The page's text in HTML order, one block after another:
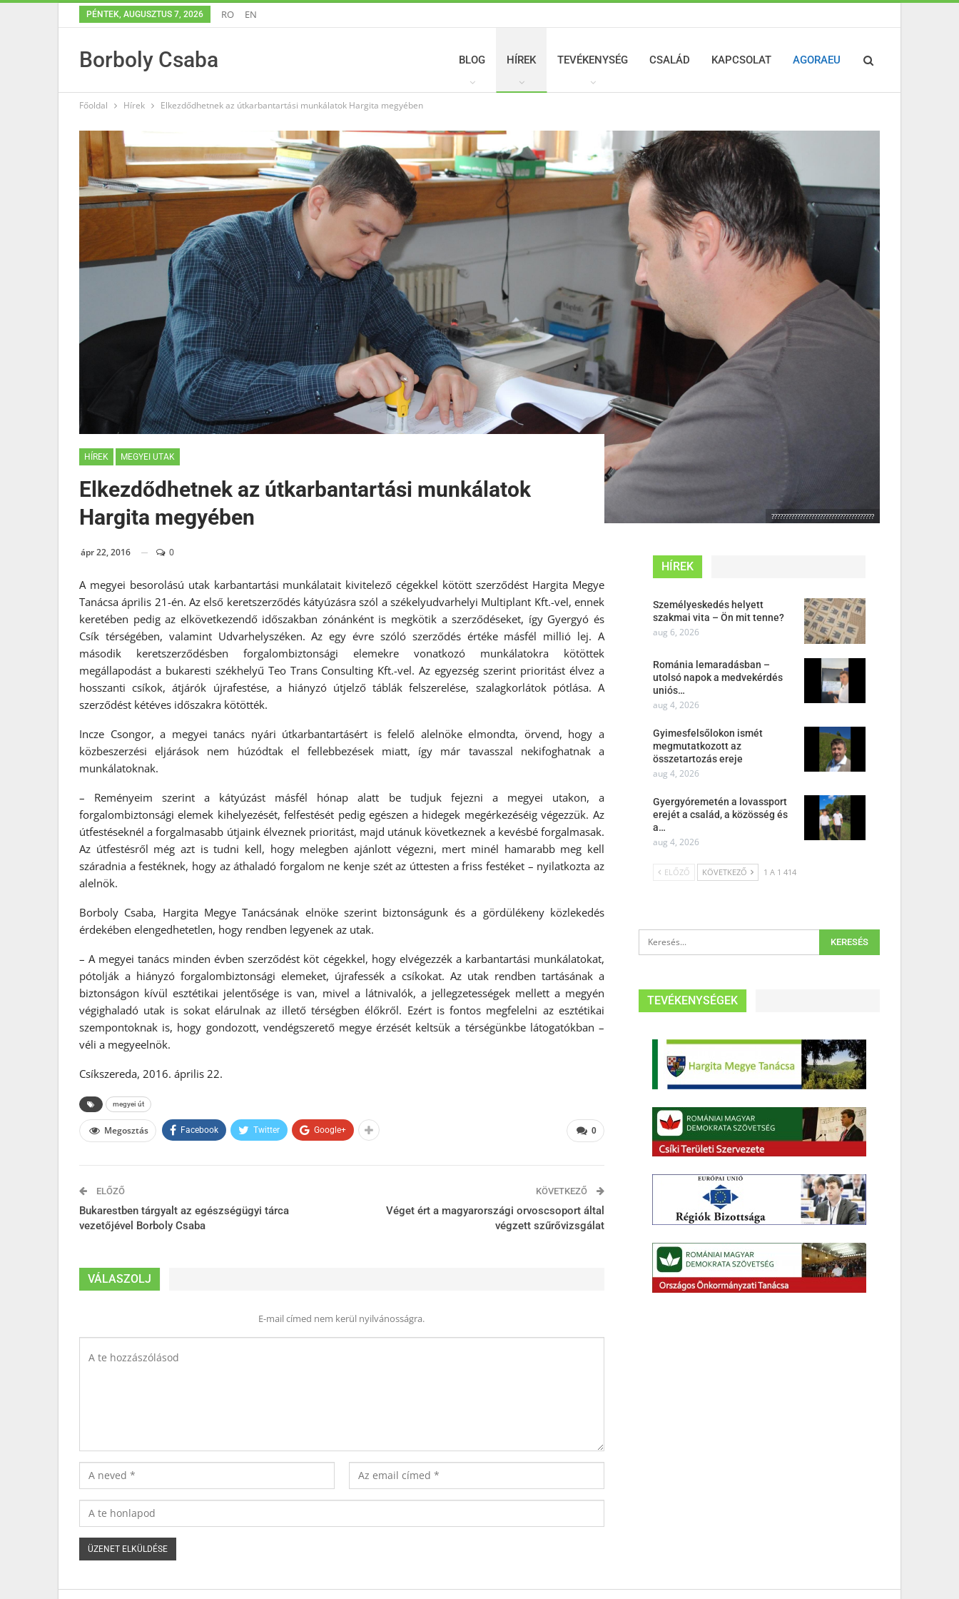
PÉNTEK, AUGUSZTUS 7, 2026 RO EN
Borboly Csaba BLOG HÍREK TEVÉKENYSÉG CSALÁD KAPCSOLAT AGORAEU
Főoldal Hírek Elkezdődhetnek az útkarbantartási munkálatok Hargita megyében
????????????????????????????????????
HÍREK MEGYEI UTAK
Elkezdődhetnek az útkarbantartási munkálatok
Hargita megyében
ápr 22, 2016 0
A megyei besorolású utak karbantartási munkálatait kivitelező cégekkel kötött szerződést Hargita Megye
Tanácsa április 21-én. Az első keretszerződés kátyúzásra szól a székelyudvarhelyi Multiplant Kft.-vel, ennek
keretében pedig az elkövetkezendő időszakban zónánként is megkötik a szerződéseket, így Gyergyó és
Csík térségében, valamint Udvarhelyszéken. Az egy évre szóló szerződés értéke másfél millió lej. A
második keretszerződésben forgalombiztonsági elemekre vonatkozó munkálatokra kötöttek
megállapodást a bukaresti székhelyű Teo Trans Consulting Kft.-vel. Az egyezség szerint prioritást élvez a
hosszanti csíkok, átjárók újrafestése, a hiányzó útjelző táblák felszerelése, szalagkorlátok pótlása. A
szerződést kétéves időszakra kötötték.
Incze Csongor, a megyei tanács nyári útkarbantartásért is felelő alelnöke elmondta, örvend, hogy a
közbeszerzési eljárások nem húzódtak el fellebbezések miatt, így már tavasszal nekifoghatnak a
munkálatoknak.
– Reményeim szerint a kátyúzást másfél hónap alatt be tudjuk fejezni a megyei utakon, a
forgalombiztonsági elemek kihelyezését, felfestését pedig egészen a hidegek megérkezéséig végezzük. Az
útfestéseknél a forgalmasabb útjaink élveznek prioritást, majd utánuk következnek a kevésbé forgalmasak.
Az útfestésről még azt is tudni kell, hogy melegben ajánlott végezni, mert minél hamarabb meg kell
száradnia a festéknek, hogy az áthaladó forgalom ne kenje szét az úttesten a friss festéket – nyilatkozta az
alelnök.
Borboly Csaba, Hargita Megye Tanácsának elnöke szerint biztonságunk és a gördülékeny közlekedés
érdekében elengedhetetlen, hogy rendben legyenek az utak.
– A megyei tanács minden évben szerződést köt cégekkel, hogy elvégezzék a karbantartási munkálatokat,
pótolják a hiányzó forgalombiztonsági elemeket, újrafessék a csíkokat. Az utak rendben tartásának a
biztonságon kívül esztétikai jelentősége is van, mivel a látnivalók, a jellegzetességek mellett a megyén
végighaladó utak is sokat elárulnak az illető térségben élőkről. Ezért is fontos megfelelni az esztétikai
szempontoknak is, hogy gondozott, vendégszerető megye érzését keltsük a térségünkbe látogatókban –
véli a megyeelnök.
Csíkszereda, 2016. április 22.
megyei út
0
Megosztás Facebook Twitter Google+
ELŐZŐ
Bukarestben tárgyalt az egészségügyi tárca
vezetőjével Borboly Csaba
KÖVETKEZŐ
Véget ért a magyarországi orvoscsoport által
végzett szűrővizsgálat
VÁLASZOLJ
E-mail címed nem kerül nyilvánosságra.
HÍREK
Személyeskedés helyett
szakmai vita – Ön mit tenne?
aug 6, 2026
Románia lemaradásban –
utolsó napok a medvekérdés
uniós…
aug 4, 2026
Gyimesfelsőlokon ismét
megmutatkozott az
összetartozás ereje
aug 4, 2026
Gyergyóremetén a lovassport
erejét a család, a közösség és
a…
aug 4, 2026
ELŐZŐ KÖVETKEZŐ 1 A 1 414
TEVÉKENYSÉGEK